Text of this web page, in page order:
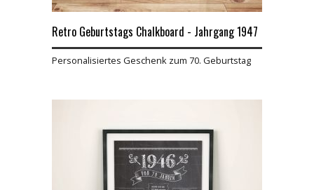
Retro Geburtstags Chalkboard - Jahrgang 1947
Personalisiertes Geschenk zum 70. Geburtstag